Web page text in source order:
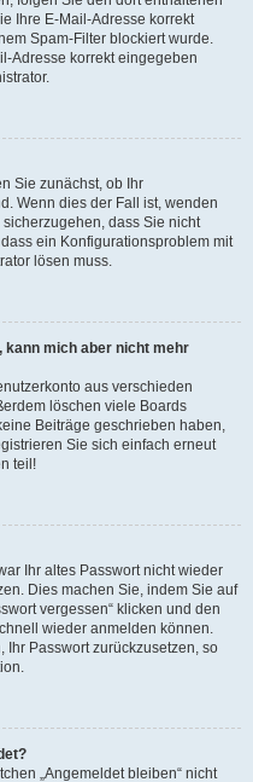
Ihre E-Mail-Adresse korrekt
Spam-Filter blockiert wurde.
Adresse korrekt eingegeben
Sie zunächst, ob Ihr
Wenn dies der Fall ist, wenden
dass Sie nicht
ein Konfigurationsproblem mit
lösen muss.
kann mich aber nicht mehr
aus verschieden
löschen viele Boards
Beiträge geschrieben haben,
Sie sich einfach erneut
teil!
Ihr altes Passwort nicht wieder
Dies machen Sie, indem Sie auf
vergessen“ klicken und den
wieder anmelden können.
Ihr Passwort zurückzusetzen, so
„Angemeldet bleiben“ nicht